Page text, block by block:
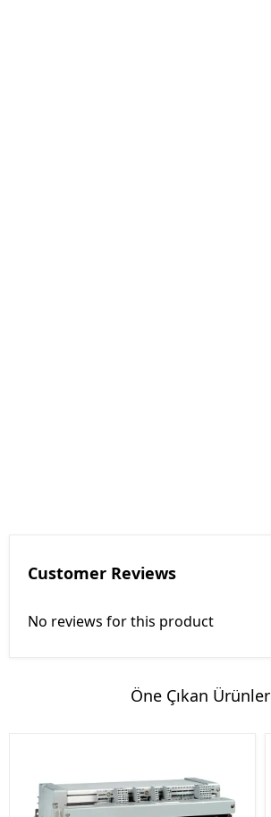
Customer Reviews
No reviews for this product
Öne Çıkan Ürünler